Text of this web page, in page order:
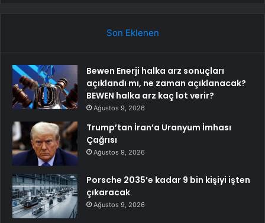
Son Eklenen
Bewen Enerji halka arz sonuçları
açıklandı mı, ne zaman açıklanacak?
BEWEN halka arz kaç lot verir?
Ağustos 9, 2026
Trump’tan İran’a Uranyum İmhası
Çağrısı
Ağustos 9, 2026
Porsche 2035’e kadar 9 bin kişiyi işten
çıkaracak
Ağustos 9, 2026